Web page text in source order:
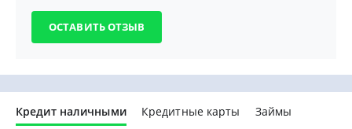
Кредит наличными Кредитные карты Займы